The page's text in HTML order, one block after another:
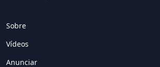
Sobre
Vídeos
Anunciar